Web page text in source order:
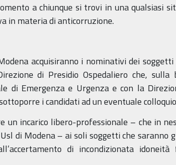
a chiunque si trovi in una qualsiasi
in materia di anticorruzione.
acquisiranno i nominativi dei
di Presidio Ospedaliero che,
di Emergenza e Urgenza e con la
i candidati ad un eventuale
un incarico libero-professionale – che in
di Modena – ai soli soggetti che
di incondizionata